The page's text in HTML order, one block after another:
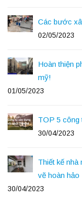
Các bước
02/05/2023
Hoàn thiện
mỹ!
01/05/2023
TOP 5 công
30/04/2023
Thiết kế
vẽ hoàn hảo
30/04/2023